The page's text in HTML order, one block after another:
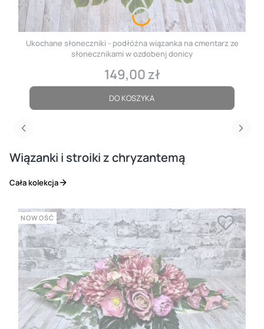
Ukochane słoneczniki - podłóżna wiązanka na cmentarz ze
słonecznikami w ozdobenj donicy
Cena
149,00 zł
DO KOSZYKA
Wiązanki i stroiki z chryzantemą
Cała kolekcja
NOWOŚĆ